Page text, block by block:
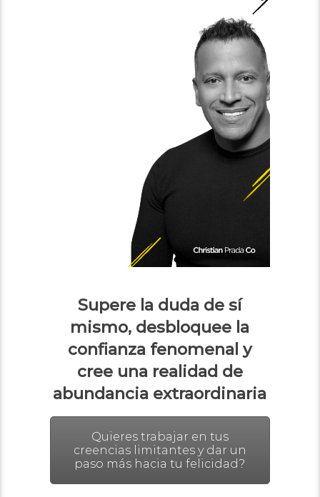
Supere la duda de sí
mismo, desbloquee la
confianza fenomenal y
cree una realidad de
abundancia extraordinaria
Quieres trabajar en tus
creencias limitantes y dar un
paso más hacia tu felicidad?